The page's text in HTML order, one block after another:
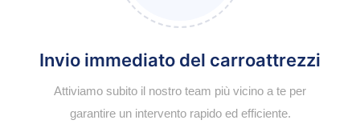
Invio immediato del carroattrezzi
Attiviamo subito il nostro team più vicino a te per
garantire un intervento rapido ed efficiente.